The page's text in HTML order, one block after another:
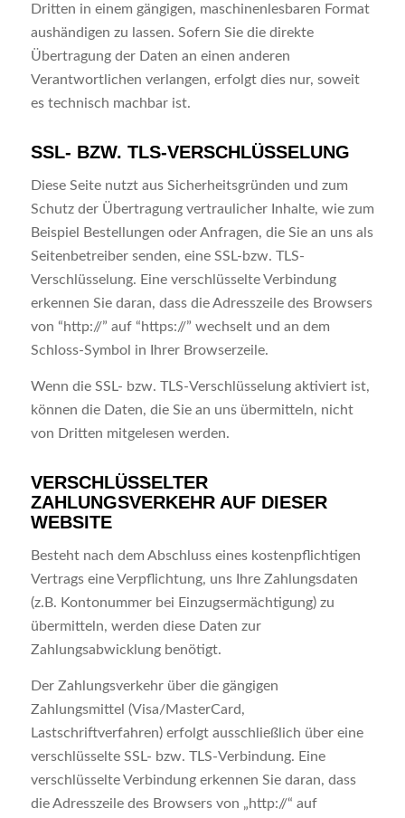
Dritten in einem gängigen, maschinenlesbaren Format
aushändigen zu lassen. Sofern Sie die direkte
Übertragung der Daten an einen anderen
Verantwortlichen verlangen, erfolgt dies nur, soweit
es technisch machbar ist.
SSL- BZW. TLS-VERSCHLÜSSELUNG
Diese Seite nutzt aus Sicherheitsgründen und zum
Schutz der Übertragung vertraulicher Inhalte, wie zum
Beispiel Bestellungen oder Anfragen, die Sie an uns als
Seitenbetreiber senden, eine SSL-bzw. TLS-
Verschlüsselung. Eine verschlüsselte Verbindung
erkennen Sie daran, dass die Adresszeile des Browsers
von “http://” auf “https://” wechselt und an dem
Schloss-Symbol in Ihrer Browserzeile.
Wenn die SSL- bzw. TLS-Verschlüsselung aktiviert ist,
können die Daten, die Sie an uns übermitteln, nicht
von Dritten mitgelesen werden.
VERSCHLÜSSELTER
ZAHLUNGSVERKEHR AUF DIESER
WEBSITE
Besteht nach dem Abschluss eines kostenpflichtigen
Vertrags eine Verpflichtung, uns Ihre Zahlungsdaten
(z.B. Kontonummer bei Einzugsermächtigung) zu
übermitteln, werden diese Daten zur
Zahlungsabwicklung benötigt.
Der Zahlungsverkehr über die gängigen
Zahlungsmittel (Visa/MasterCard,
Lastschriftverfahren) erfolgt ausschließlich über eine
verschlüsselte SSL- bzw. TLS-Verbindung. Eine
verschlüsselte Verbindung erkennen Sie daran, dass
die Adresszeile des Browsers von „http://“ auf